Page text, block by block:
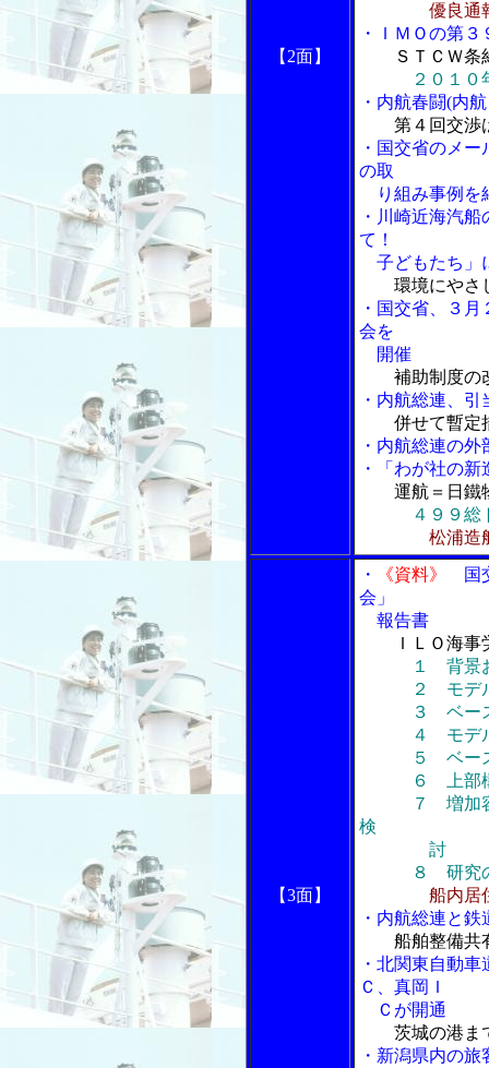
【2面】
優良通
・ＩＭＯの第
ＳＴＣＷ条
２０１０
・内航春闘(内
第４回交渉
・国交省のメ
の取
り組み事例を
・川崎近海汽
て！
子どもたち」
環境にやさ
・国交省、３
会を
開催
補助制度の
・内航総連、
併せて暫定
・内航総連の
・
「わが社の新
運航＝日鐵
４９９総
松浦造
【3面】
・ 《資料》
国
会」
報告書
ＩＬＯ海
１ 背景
２ モデル
３ ベース
４ モデル
５ ベース船
６ 上部構造
７ 増加容積
検
討
８ 研究の
船内居
・内航総連と
船舶整備共
・北関東自動
Ｃ、真岡Ｉ
Ｃが開通
茨城の港ま
・新潟県内の